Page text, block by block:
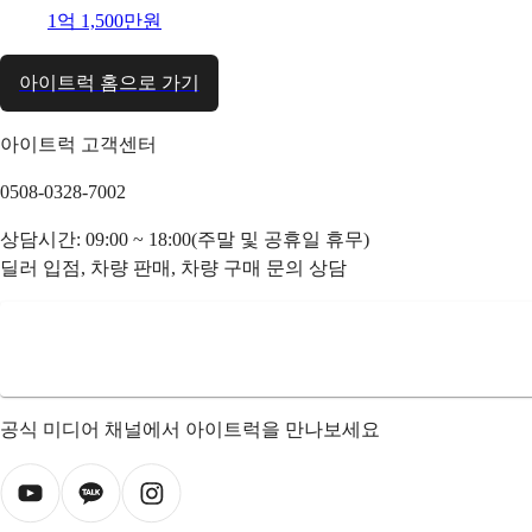
1억 1,500만원
아이트럭 홈으로 가기
아이트럭 고객센터
0508-0328-7002
상담시간: 09:00 ~ 18:00(주말 및 공휴일 휴무)
딜러 입점, 차량 판매, 차량 구매 문의 상담
공식 미디어 채널에서 아이트럭을 만나보세요